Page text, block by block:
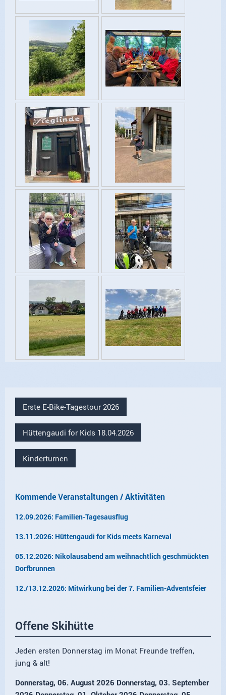
Erste E-Bike-Tagestour 2026
Hüttengaudi for Kids 18.04.2026
Kinderturnen
Kommende Veranstaltungen / Aktivitäten
12.09.2026: Familien-Tagesausflug
13.11.2026: Hüttengaudi for Kids meets Karneval
05.12.2026: Nikolausabend am weihnachtlich geschmückten
Dorfbrunnen
12./13.12.2026: Mitwirkung bei der 7. Familien-Adventsfeier
Offene Skihütte
Jeden ersten Donnerstag im Monat Freunde treffen,
jung & alt!
Donnerstag, 06. August 2026 Donnerstag, 03. September